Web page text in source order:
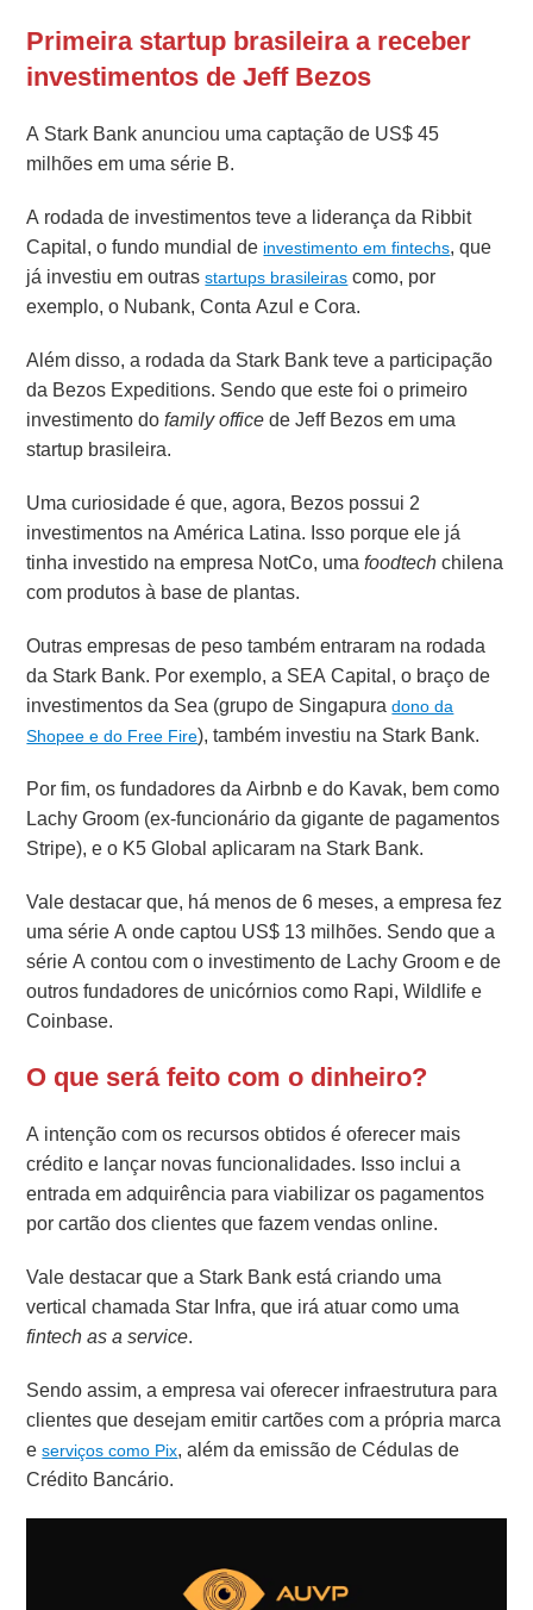
Primeira startup brasileira a receber
investimentos de Jeff Bezos
A Stark Bank anunciou uma captação de US$ 45
milhões em uma série B.
A rodada de investimentos teve a liderança da Ribbit
Capital, o fundo mundial de investimento em fintechs, que
já investiu em outrasstartups brasileiras como, por
exemplo, o Nubank, Conta Azul e Cora.
Além disso, a rodada da Stark Bank teve a participação
da Bezos Expeditions. Sendo que este foi o primeiro
investimento dofamily officede Jeff Bezos em uma
startup brasileira.
Uma curiosidade é que, agora, Bezos possui 2
investimentos na América Latina. Isso porque ele já
tinha investido na empresa NotCo, umafoodtechchilena
com produtos à base de plantas.
Outras empresas de peso também entraram na rodada
da Stark Bank. Por exemplo, a SEA Capital, o braço de
investimentos da Sea (grupo de Singapuradono da
Shopee e do Free Fire), também investiu na Stark Bank.
Por fim, os fundadores da Airbnb e do Kavak, bem como
Lachy Groom (ex-funcionário da gigante de pagamentos
Stripe), e o K5 Global aplicaram na Stark Bank.
Vale destacar que, há menos de 6 meses, a empresa fez
uma série A onde captou US$ 13 milhões. Sendo que a
série A contou com o investimento de Lachy Groom e de
outros fundadores de unicórnios como Rapi, Wildlife e
Coinbase.
O que será feito com o dinheiro?
A intenção com os recursos obtidos é oferecer mais
crédito e lançar novas funcionalidades. Isso inclui a
entrada em adquirência para viabilizar os pagamentos
por cartão dos clientes que fazem vendas online.
Vale destacar que a Stark Bank está criando uma
vertical chamada Star Infra, que irá atuar como uma
fintech as a service.
Sendo assim, a empresa vai oferecer infraestrutura para
clientes que desejam emitir cartões com a própria marca
eserviços como Pix, além da emissão de Cédulas de
Crédito Bancário.